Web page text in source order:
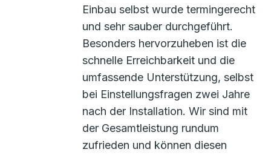
Einbau selbst wurde termingerecht
und sehr sauber durchgeführt.
Besonders hervorzuheben ist die
schnelle Erreichbarkeit und die
umfassende Unterstützung, selbst
bei Einstellungsfragen zwei Jahre
nach der Installation. Wir sind mit
der Gesamtleistung rundum
zufrieden und können diesen